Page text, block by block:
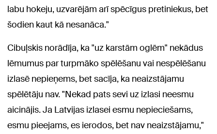
labu hokeju, uzvarējām arī spēcīgus pretiniekus, bet
šodien kaut kā nesanāca."
Cibuļskis norādīja, ka "uz karstām oglēm" nekādus
lēmumus par turpmāko spēlēšanu vai nespēlēšanu
izlasē nepieņems, bet sacīja, ka neaizstājamu
spēlētāju nav. "Nekad pats sevi uz izlasi neesmu
aicinājis. Ja Latvijas izlasei esmu nepieciešams,
esmu pieejams, es ierodos, bet nav neaizstājamu,"